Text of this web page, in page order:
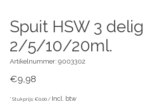
Spuit HSW 3 delig
2/5/10/20ml.
Artikelnummer: 9003302
€9,98
* Stukprijs: €0,00 / Incl. btw